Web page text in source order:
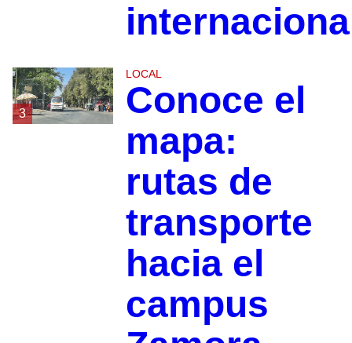
3
LOCAL
Conoce el
mapa:
rutas de
transporte
hacia el
campus